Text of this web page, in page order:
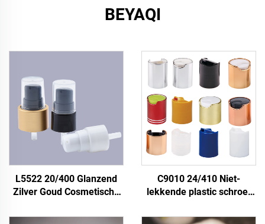
BEYAQI
L5522 20/400 Glanzend
Zilver Goud Cosmetische
Behandeling Pomp met
C9010 24/410 Niet-
lekkende plastic schroef
wit zwart 24 mm 24/400